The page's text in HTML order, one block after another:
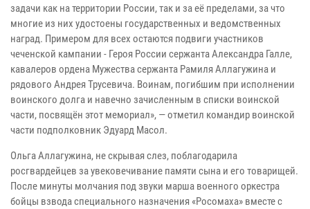
задачи как на территории России, так и за её пределами, за что
многие из них удостоены государственных и ведомственных
наград. Примером для всех остаются подвиги участников
чеченской кампании ‑ Героя России сержанта Александра Галле,
кавалеров ордена Мужества сержанта Рамиля Аллагужина и
рядового Андрея Трусевича. Воинам, погибшим при исполнении
воинского долга и навечно зачисленным в списки воинской
части, посвящён этот мемориал», — отметил командир воинской
части подполковник Эдуард Масол.
Ольга Аллагужина, не скрывая слез, поблагодарила
росгвардейцев за увековечивание памяти сына и его товарищей.
После минуты молчания под звуки марша военного оркестра
бойцы взвода специального назначения «Росомаха» вместе с